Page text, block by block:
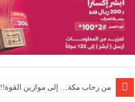
من رحاب مكة… إلى موازين القوة!!